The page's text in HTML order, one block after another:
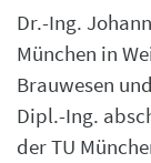
Dr.-Ing.
München in
Brauwesen
Dipl.-Ing.
der TU